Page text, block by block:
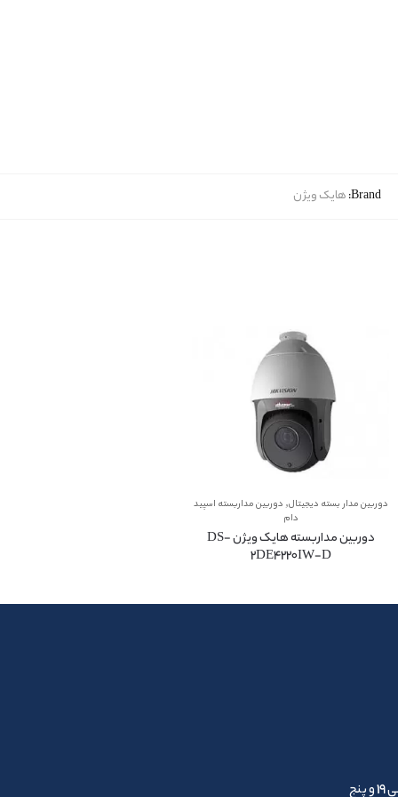
Brand: هایک ویژن
دوربین مدار بسته دیجیتال,دوربین مداربسته اسپید
دام
دوربین مداربسته هایک ویژن DS-
2DE4220IW-D
ساعات تماس : شنبه تا چهارشنبه 10 الی 19 و پنج